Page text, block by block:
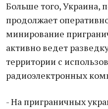
Больше того, Украина,
продолжает
минирование
активно ведет
территории с
радиоэлектронных
- На приграничных